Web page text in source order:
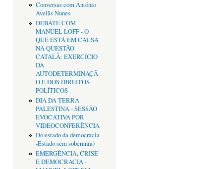
Conversas com António
Avelãs Nunes
DEBATE COM
MANUEL LOFF - O
QUE ESTÁ EM CAUSA
NA QUESTÃO
CATALÃ: EXERCÍCIO
DA
AUTODETERMINAÇÃ
O E DOS DIREITOS
POLÍTICOS
DIA DA TERRA
PALESTINA - SESSÃO
EVOCATIVA POR
VIDEOCONFERÊNCIA
Do estado da democracia
-Estado sem soberania)
EMERGÊNCIA, CRISE
E DEMOCRACIA -